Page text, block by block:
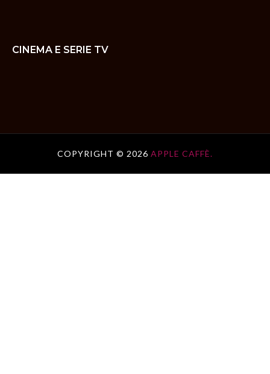
CINEMA E SERIE TV
COPYRIGHT © 2026 APPLE CAFFÈ.